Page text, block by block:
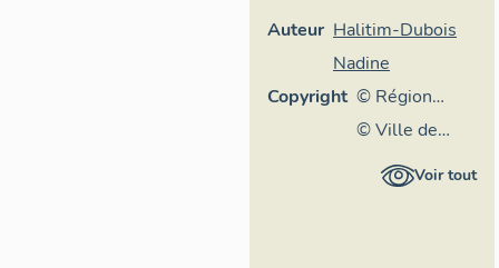
Auteur Halitim-Dubois
Nadine
Copyright © Région
Rhône-Alpes,
Inventaire
© Ville de
Lyon
Voir tout